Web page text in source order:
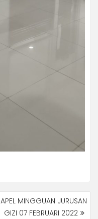
APEL MINGGUAN JURUSAN
GIZI 07 FEBRUARI 2022